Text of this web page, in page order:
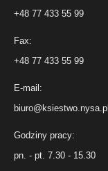
+48 77 433 55 99
Fax:
+48 77 433 55 99
E-mail:
biuro@ksiestwo.nysa.pl
Godziny pracy:
pn. - pt. 7.30 - 15.30